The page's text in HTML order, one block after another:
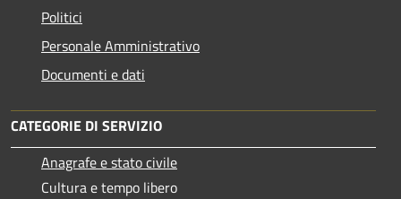
Politici
Personale Amministrativo
Documenti e dati
CATEGORIE DI SERVIZIO
Anagrafe e stato civile
Cultura e tempo libero